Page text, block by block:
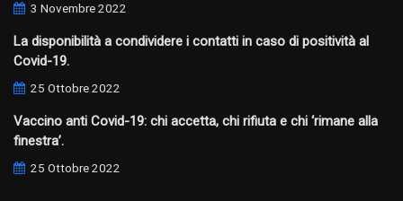
3 Novembre 2022
La disponibilità a condividere i contatti in caso di positività al
Covid-19.
25 Ottobre 2022
Vaccino anti Covid-19: chi accetta, chi rifiuta e chi ‘rimane alla
finestra’.
25 Ottobre 2022